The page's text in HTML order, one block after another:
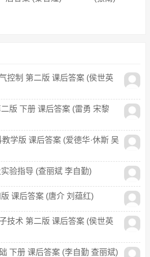
控制 第二版 课后答案 (侯世英
版 下册 课后答案 (雷勇 宋黎
学版 课后答案 (爱德华·休斯 吴
验指导 (查丽斌 李自勤)
课后答案 (唐介 刘蕴红)
技术 第二版 课后答案 (侯世英
下册 课后答案 (李自勤 查丽斌)